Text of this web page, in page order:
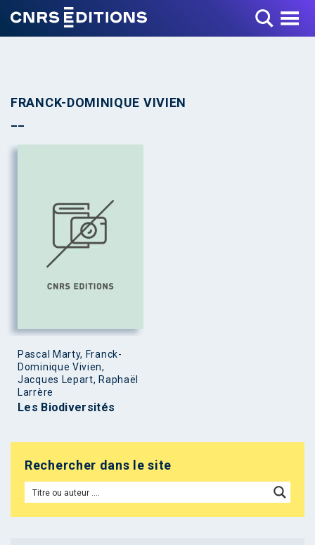
Toggle Menu
FRANCK-DOMINIQUE VIVIEN
Pascal Marty, Franck-
Dominique Vivien,
Jacques Lepart, Raphaël
Larrère
Les Biodiversités
Rechercher dans le site